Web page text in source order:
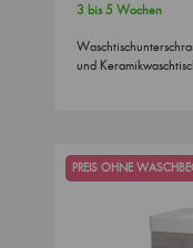
3 bis 5 Wochen
und
PREIS OHNE